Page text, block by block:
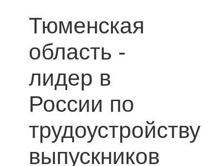
Тюменская
область -
лидер в
России по
трудоустройству
выпускников